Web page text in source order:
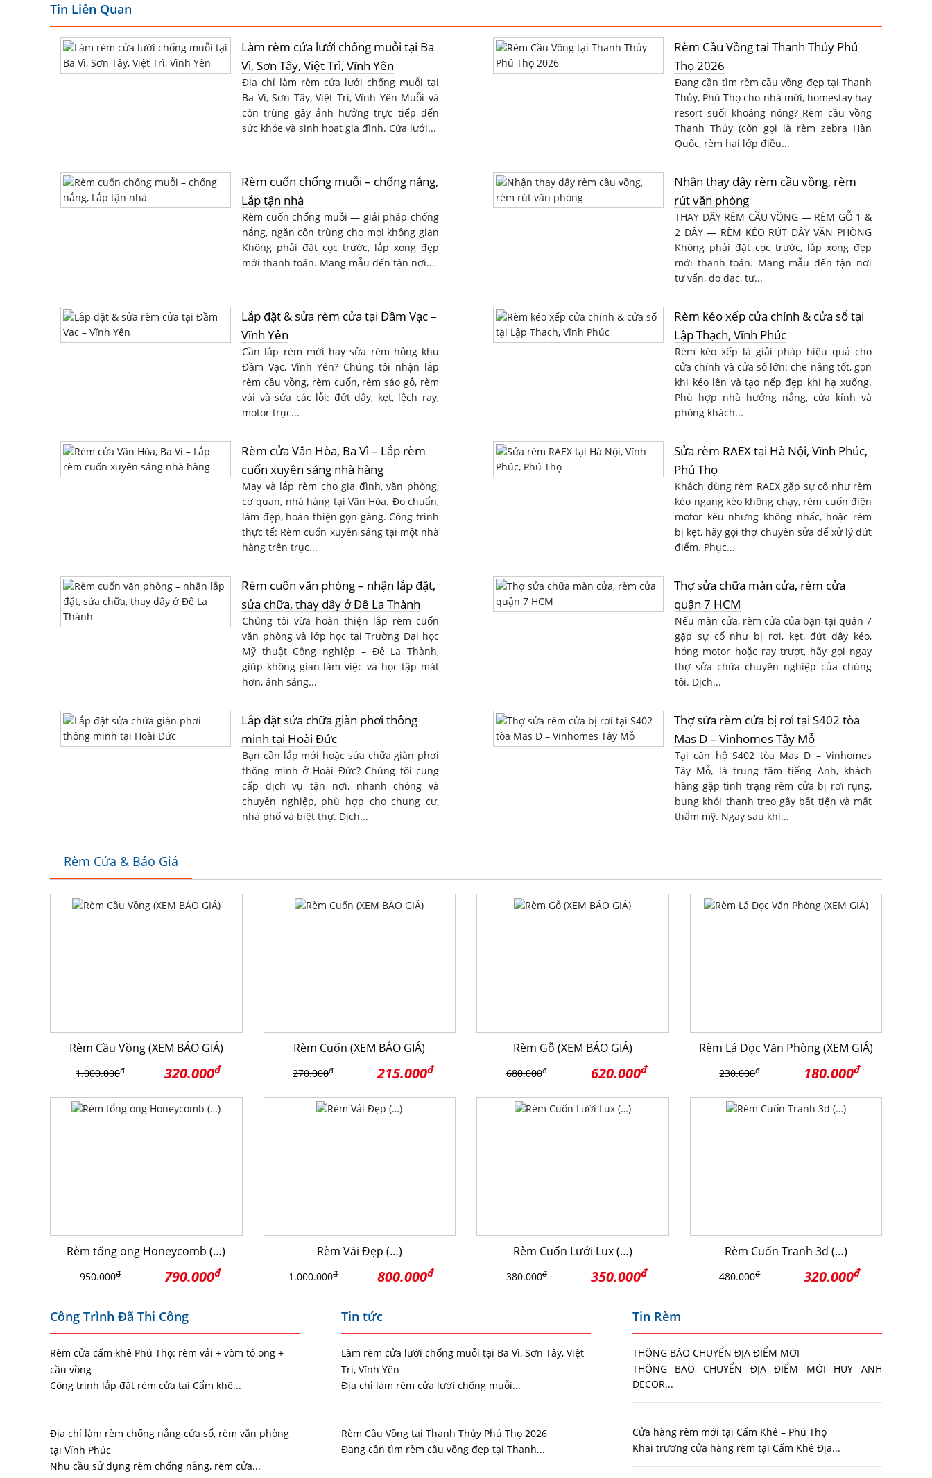
Tin Liên Quan
Làm rèm cửa lưới chống muỗi tại Ba
Vì, Sơn Tây, Việt Trì, Vĩnh Yên
Địa chỉ làm rèm cửa lưới chống muỗi tại
Ba Vì, Sơn Tây, Việt Trì, Vĩnh Yên Muỗi và
côn trùng gây ảnh hưởng trực tiếp đến
sức khỏe và sinh hoạt gia đình. Cửa lưới...
Rèm Cầu Vồng tại Thanh Thủy Phú
Thọ 2026
Đang cần tìm rèm cầu vồng đẹp tại Thanh
Thủy, Phú Thọ cho nhà mới, homestay hay
resort suối khoáng nóng? Rèm cầu vồng
Thanh Thủy (còn gọi là rèm zebra Hàn
Quốc, rèm hai lớp điều...
Rèm cuốn chống muỗi – chống nắng,
Lắp tận nhà
Rèm cuốn chống muỗi — giải pháp chống
nắng, ngăn côn trùng cho mọi không gian
Không phải đặt cọc trước, lắp xong đẹp
mới thanh toán. Mang mẫu đến tận nơi...
Nhận thay dây rèm cầu vồng, rèm
rút văn phòng
THAY DÂY RÈM CẦU VỒNG — RÈM GỖ 1 &
2 DÂY — RÈM KÉO RÚT DÂY VĂN PHÒNG
Không phải đặt cọc trước, lắp xong đẹp
mới thanh toán. Mang mẫu đến tận nơi
tư vấn, đo đạc, tư...
Lắp đặt & sửa rèm cửa tại Đầm Vạc –
Vĩnh Yên
Cần lắp rèm mới hay sửa rèm hỏng khu
Đầm Vạc, Vĩnh Yên? Chúng tôi nhận lắp
rèm cầu vồng, rèm cuốn, rèm sáo gỗ, rèm
vải và sửa các lỗi: đứt dây, kẹt, lệch ray,
motor trục...
Rèm kéo xếp cửa chính & cửa sổ tại
Lập Thạch, Vĩnh Phúc
Rèm kéo xếp là giải pháp hiệu quả cho
cửa chính và cửa sổ lớn: che nắng tốt, gọn
khi kéo lên và tạo nếp đẹp khi hạ xuống.
Phù hợp nhà hướng nắng, cửa kính và
phòng khách...
Rèm cửa Vân Hòa, Ba Vì – Lắp rèm
cuốn xuyên sáng nhà hàng
May và lắp rèm cho gia đình, văn phòng,
cơ quan, nhà hàng tại Vân Hòa. Đo chuẩn,
làm đẹp, hoàn thiện gọn gàng. Công trình
thực tế: Rèm cuốn xuyên sáng tại một nhà
hàng trên trục...
Sửa rèm RAEX tại Hà Nội, Vĩnh Phúc,
Phú Thọ
Khách dùng rèm RAEX gặp sự cố như rèm
kéo ngang kéo không chạy, rèm cuốn điện
motor kêu nhưng không nhấc, hoặc rèm
bị kẹt, hãy gọi thợ chuyên sửa để xử lý dứt
điểm. Phục...
Rèm cuốn văn phòng – nhận lắp đặt,
sửa chữa, thay dây ở Đê La Thành
Chúng tôi vừa hoàn thiện lắp rèm cuốn
văn phòng và lớp học tại Trường Đại học
Mỹ thuật Công nghiệp – Đê La Thành,
giúp không gian làm việc và học tập mát
hơn, ánh sáng...
Thợ sửa chữa màn cửa, rèm cửa
quận 7 HCM
Nếu màn cửa, rèm cửa của bạn tại quận 7
gặp sự cố như bị rơi, kẹt, đứt dây kéo,
hỏng motor hoặc ray trượt, hãy gọi ngay
thợ sửa chữa chuyên nghiệp của chúng
tôi. Dịch...
Lắp đặt sửa chữa giàn phơi thông
minh tại Hoài Đức
Bạn cần lắp mới hoặc sửa chữa giàn phơi
thông minh ở Hoài Đức? Chúng tôi cung
cấp dịch vụ tận nơi, nhanh chóng và
chuyên nghiệp, phù hợp cho chung cư,
nhà phố và biệt thự. Dịch...
Thợ sửa rèm cửa bị rơi tại S402 tòa
Mas D – Vinhomes Tây Mỗ
Tại căn hộ S402 tòa Mas D – Vinhomes
Tây Mỗ, là trung tâm tiếng Anh, khách
hàng gặp tình trạng rèm cửa bị rơi rụng,
bung khỏi thanh treo gây bất tiện và mất
thẩm mỹ. Ngay sau khi...
Rèm Cửa & Báo Giá
Rèm Cầu Vồng (XEM BÁO GIÁ)
1.000.000đ 320.000đ
Rèm Cuốn (XEM BÁO GIÁ)
270.000đ 215.000đ
Rèm Gỗ (XEM BÁO GIÁ)
680.000đ 620.000đ
Rèm Lá Dọc Văn Phòng (XEM GIÁ)
230.000đ 180.000đ
Rèm tổng ong Honeycomb (…)
950.000đ 790.000đ
Rèm Vải Đẹp (…)
1.000.000đ 800.000đ
Rèm Cuốn Lưới Lux (…)
380.000đ 350.000đ
Rèm Cuốn Tranh 3d (…)
480.000đ 320.000đ
Công Trình Đã Thi Công
Rèm cửa cẩm khê Phú Thọ: rèm vải + vòm tổ ong +
cầu vồng
Công trình lắp đặt rèm cửa tại Cẩm khê...
Địa chỉ làm rèm chống nắng cửa sổ, rèm văn phòng
tại Vĩnh Phúc
Nhu cầu sử dụng rèm chống nắng, rèm cửa...
Tin tức
Làm rèm cửa lưới chống muỗi tại Ba Vì, Sơn Tây, Việt
Trì, Vĩnh Yên
Địa chỉ làm rèm cửa lưới chống muỗi...
Rèm Cầu Vồng tại Thanh Thủy Phú Thọ 2026
Đang cần tìm rèm cầu vồng đẹp tại Thanh...
Tin Rèm
THÔNG BÁO CHUYỂN ĐỊA ĐIỂM MỚI
THÔNG BÁO CHUYỂN ĐỊA ĐIỂM MỚI HUY ANH
DECOR...
Cửa hàng rèm mới tại Cẩm Khê – Phú Thọ
Khai trương cửa hàng rèm tại Cẩm Khê Địa...